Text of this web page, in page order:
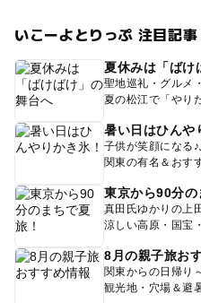
いこーよとりっぷ 注目記事
夏休みは「ばけ
聖地巡礼・グルメ
夏の松江で「やり
暑い日はひんや
子供が笑顔になる
関東の有名＆おす
東京から90分の
真田氏ゆかりの上
涼しい高原・国宝
8月の親子旅お
関東からの日帰り
観光地・穴場＆避